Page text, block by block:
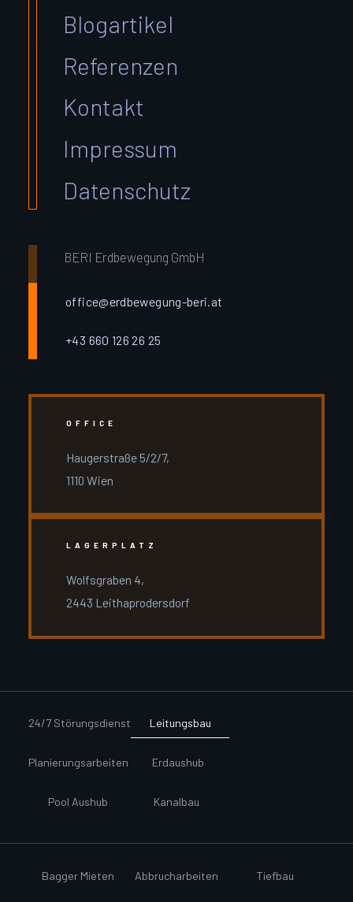
Blogartikel
Referenzen
Kontakt
Impressum
Datenschutz
BERI Erdbewegung GmbH
office@erdbewegung-beri.at
+43 660 126 26 25
OFFICE
Haugerstraße 5/2/7,
1110 Wien
LAGERPLATZ
Wolfsgraben 4,
2443 Leithaprodersdorf
24/7 Störungsdienst Leitungsbau
Planierungsarbeiten Erdaushub
Pool Aushub Kanalbau
Bagger Mieten Abbrucharbeiten Tiefbau